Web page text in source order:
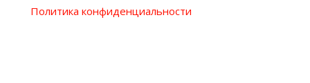
Политика конфиденциальности